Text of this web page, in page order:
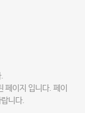
페이지 입니다. 페이
니다.